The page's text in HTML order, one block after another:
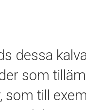
dessa
som
som till